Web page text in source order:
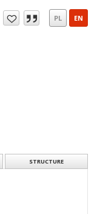
PL EN
STRUCTURE